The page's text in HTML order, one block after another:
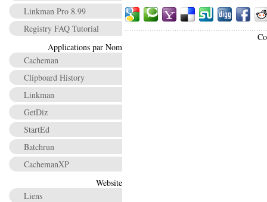
Linkman Pro 8.99
Registry FAQ Tutorial
Applications par Nom
Cacheman
Clipboard History
Linkman
GetDiz
StartEd
Batchrun
CachemanXP
Website
Liens